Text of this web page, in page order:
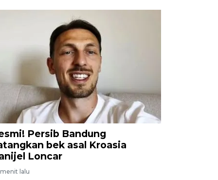
Persib Bandung
bek asal Kroasia
Loncar
lalu